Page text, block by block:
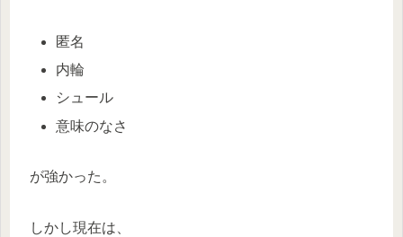
匿名
内輪
シュール
意味のなさ
が強かった。
しかし現在は、